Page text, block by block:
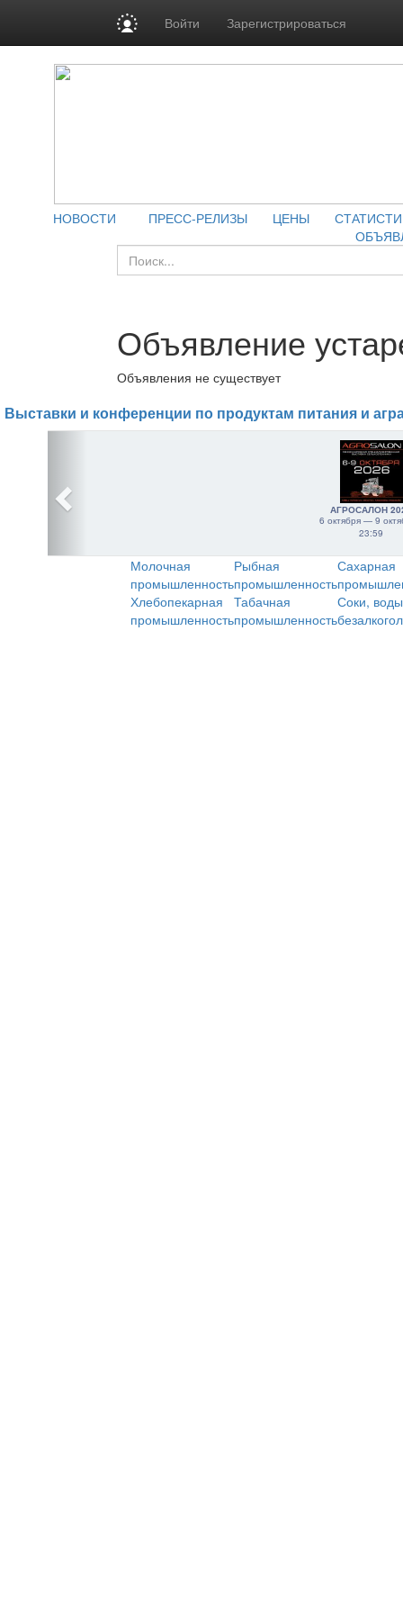
Войти Зарегистрироваться
НОВОСТИ ПРЕСС-РЕЛИЗЫ ЦЕНЫ
Объявление
Объявления не существует
Выставки и конференции по продуктам питания и
АГРОСАЛОН
6 октября — 9
23:59
Молочная
промышленность
Рыбная
промышленность
Сахарная
Хлебопекарная
промышленность
Табачная
промышленность
Соки,